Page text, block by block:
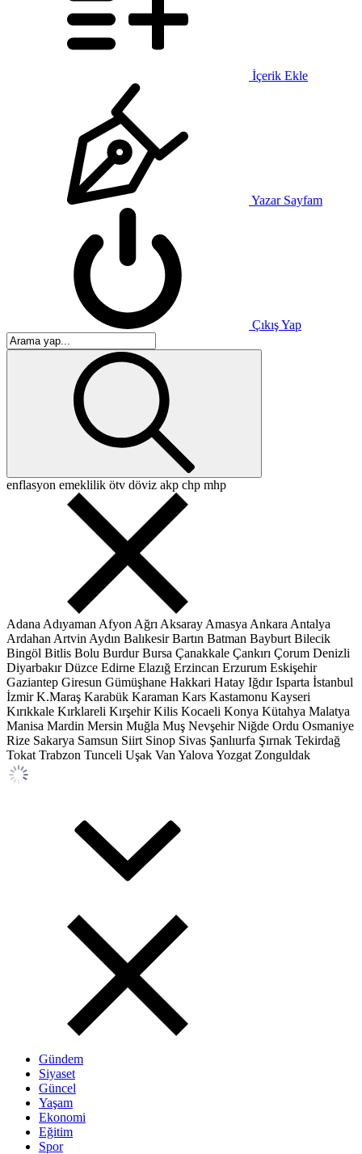
İçerik Ekle
Yazar Sayfam
Çıkış Yap
enflasyon emeklilik ötv döviz akp chp mhp
Adana Adıyaman Afyon Ağrı Aksaray Amasya Ankara Antalya
Ardahan Artvin Aydın Balıkesir Bartın Batman Bayburt Bilecik
Bingöl Bitlis Bolu Burdur Bursa Çanakkale Çankırı Çorum Denizli
Diyarbakır Düzce Edirne Elazığ Erzincan Erzurum Eskişehir
Gaziantep Giresun Gümüşhane Hakkari Hatay Iğdır Isparta İstanbul
İzmir K.Maraş Karabük Karaman Kars Kastamonu Kayseri
Kırıkkale Kırklareli Kırşehir Kilis Kocaeli Konya Kütahya Malatya
Manisa Mardin Mersin Muğla Muş Nevşehir Niğde Ordu Osmaniye
Rize Sakarya Samsun Siirt Sinop Sivas Şanlıurfa Şırnak Tekirdağ
Tokat Trabzon Tunceli Uşak Van Yalova Yozgat Zonguldak
Gündem
Siyaset
Güncel
Yaşam
Ekonomi
Eğitim
Spor